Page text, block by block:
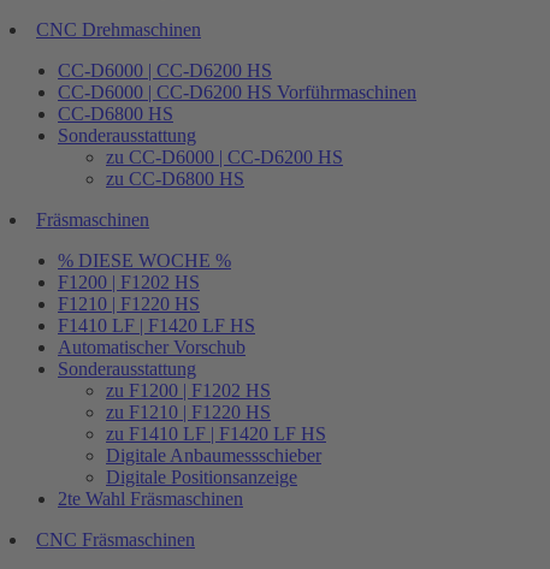
CNC Drehmaschinen
CC-D6000 | CC-D6200 HS
CC-D6000 | CC-D6200 HS Vorführmaschinen
CC-D6800 HS
Sonderausstattung
zu CC-D6000 | CC-D6200 HS
zu CC-D6800 HS
Fräsmaschinen
% DIESE WOCHE %
F1200 | F1202 HS
F1210 | F1220 HS
F1410 LF | F1420 LF HS
Automatischer Vorschub
Sonderausstattung
zu F1200 | F1202 HS
zu F1210 | F1220 HS
zu F1410 LF | F1420 LF HS
Digitale Anbaumessschieber
Digitale Positionsanzeige
2te Wahl Fräsmaschinen
CNC Fräsmaschinen